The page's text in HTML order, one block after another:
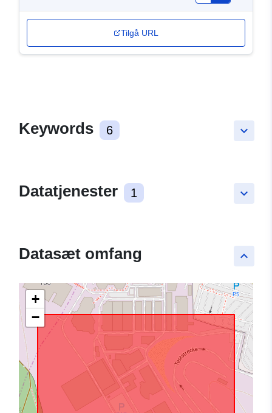
Tilgå URL
keyboard_arrow_down
Keywords 6
keyboard_arrow_down
Datatjenester 1
keyboard_arrow_up
Datasæt omfang
+
−